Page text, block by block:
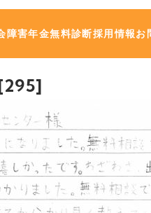
障害年金無料診断採用情報お